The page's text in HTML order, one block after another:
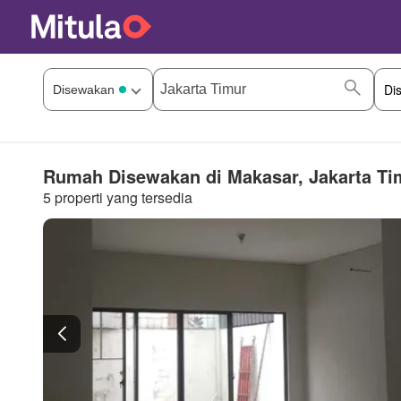
Rumah Disewakan di Makasar, Jakarta
5 properti yang tersedia